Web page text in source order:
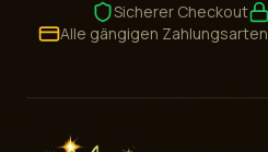
Sicherer Checkout
Alle gängigen Zahlungsarten